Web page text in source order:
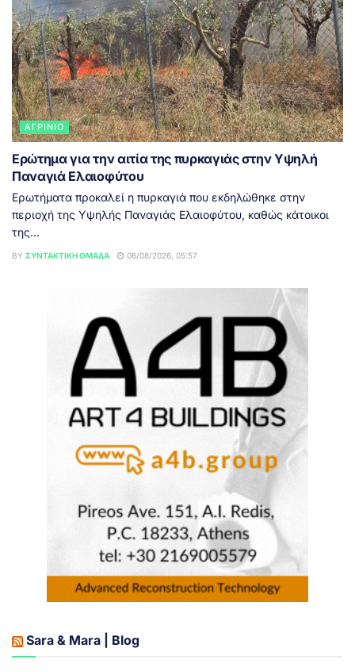
ΑΓΡΊΝΙΟ
Ερώτημα για την αιτία της πυρκαγιάς στην Υψηλή
Παναγιά Ελαιοφύτου
Ερωτήματα προκαλεί η πυρκαγιά που εκδηλώθηκε στην
περιοχή της Υψηλής Παναγιάς Ελαιοφύτου, καθώς κάτοικοι
της...
BY ΣΥΝΤΑΚΤΙΚΉ ΟΜΆΔΑ 06/08/2026, 05:57
Sara & Mara | Blog